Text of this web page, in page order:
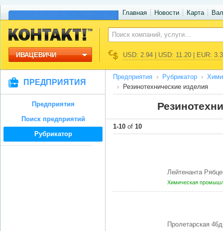
Главная Новости Карта
ИВАЦЕВИЧИ USD: 2.94 | USD: 11.20 | EUR:
ПРЕДПРИЯТИЯ
Предприятия
Поиск предприятий
Рубрикатор
Предприятия Рубрикатор
Резинотехнические изделия
1-10 of 10
Лейтенанта
Химическая
Пролетарская